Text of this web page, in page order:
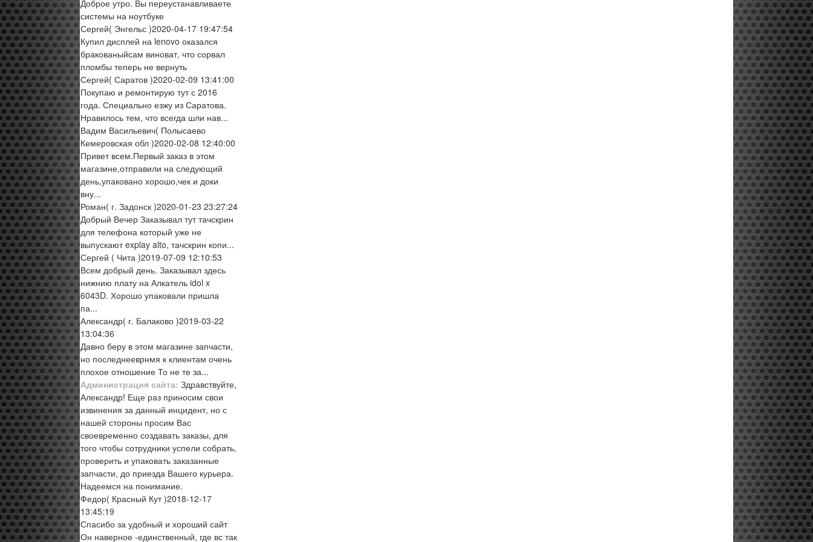
Доброе утро. Вы переустанавливаете
системы на ноутбуке
Сергей( Энгельс )2020-04-17 19:47:54
Купил дисплей на lenovo оказался
бракованыйсам виноват, что сорвал
пломбы теперь не вернуть
Сергей( Саратов )2020-02-09 13:41:00
Покупаю и ремонтирую тут с 2016
года. Специально езжу из Саратова.
Нравилось тем, что всегда шли нав...
Вадим Васильевич( Полысаево
Кемеровская обл )2020-02-08 12:40:00
Привет всем.Первый заказ в этом
магазине,отправили на следующий
день,упаковано хорошо,чек и доки
вну...
Роман( г. Задонск )2020-01-23 23:27:24
Добрый Вечер Заказывал тут тачскрин
для телефона который уже не
выпускают explay alto, тачскрин копи...
Сергей ( Чита )2019-07-09 12:10:53
Всем добрый день. Заказывал здесь
нижнию плату на Алкатель idol x
6043D. Хорошо упаковали пришла
па...
Александр( г. Балаково )2019-03-22
13:04:36
Давно беру в этом магазине запчасти,
но последнееврнмя к клиентам очень
плохое отношение То не те за...
Администрация сайта: Здравствуйте,
Александр! Еще раз приносим свои
извинения за данный инцидент, но с
нашей стороны просим Вас
своевременно создавать заказы, для
того чтобы сотрудники успели собрать,
проверить и упаковать заказанные
запчасти, до приезда Вашего курьера.
Надеемся на понимание.
Федор( Красный Кут )2018-12-17
13:45:19
Спасибо за удобный и хороший сайт
Он наверное -единственный, где вс так